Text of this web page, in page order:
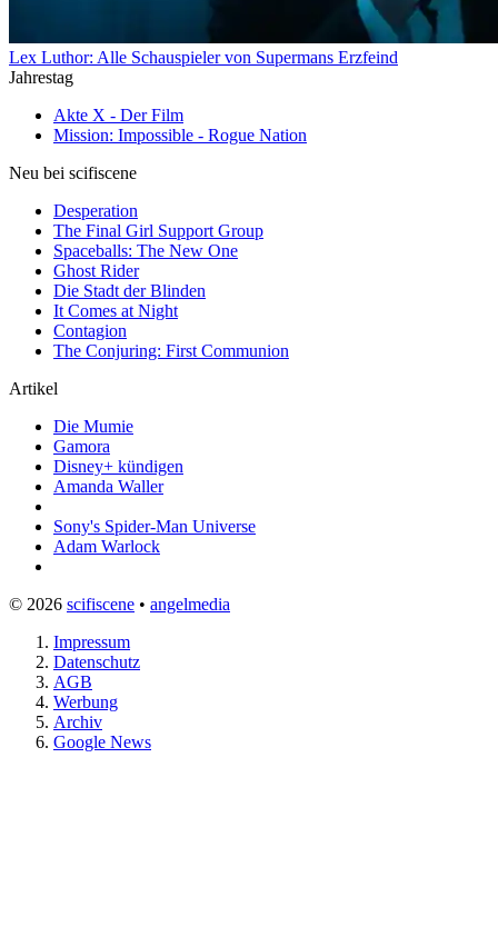
Lex Luthor: Alle Schauspieler von Supermans Erzfeind
Jahrestag
Akte X - Der Film
Mission: Impossible - Rogue Nation
Neu bei scifiscene
Desperation
The Final Girl Support Group
Spaceballs: The New One
Ghost Rider
Die Stadt der Blinden
It Comes at Night
Contagion
The Conjuring: First Communion
Artikel
Die Mumie
Gamora
Disney+ kündigen
Amanda Waller
Sony's Spider-Man Universe
Adam Warlock
© 2026 scifiscene • angelmedia
Impressum
Datenschutz
AGB
Werbung
Archiv
Google News